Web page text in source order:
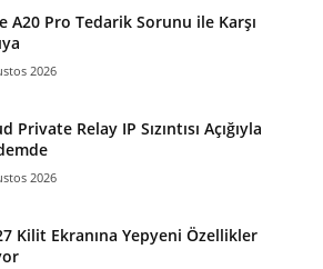
A20 Pro Tedarik Sorunu ile Karşı
2026
Private Relay IP Sızıntısı Açığıyla
2026
Kilit Ekranına Yepyeni Özellikler